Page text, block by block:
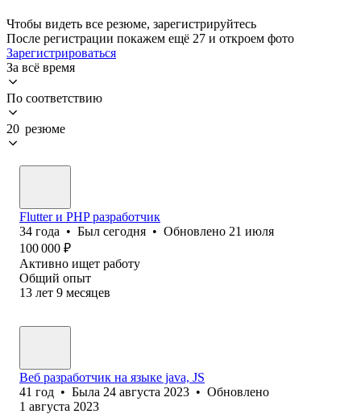
Чтобы видеть все резюме, зарегистрируйтесь
После регистрации покажем ещё 27 и откроем фото
Зарегистрироваться
За всё время
По соответствию
20 резюме
Flutter и PHP разработчик
34 года • Был сегодня • Обновлено 21 июля
100 000 ₽
Активно ищет работу
Общий опыт
13 лет 9 месяцев
Веб разработчик на языке java, JS
41 год • Была 24 августа 2023 • Обновлено
1 августа 2023